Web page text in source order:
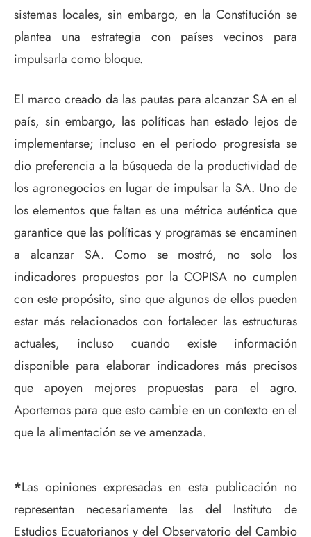
sistemas locales, sin embargo, en la Constitución se
plantea una estrategia con países vecinos para
impulsarla como bloque.
El marco creado da las pautas para alcanzar SA en el
país, sin embargo, las políticas han estado lejos de
implementarse; incluso en el periodo progresista se
dio preferencia a la búsqueda de la productividad de
los agronegocios en lugar de impulsar la SA. Uno de
los elementos que faltan es una métrica auténtica que
garantice que las políticas y programas se encaminen
a alcanzar SA. Como se mostró, no solo los
indicadores propuestos por la COPISA no cumplen
con este propósito, sino que algunos de ellos pueden
estar más relacionados con fortalecer las estructuras
actuales, incluso cuando existe información
disponible para elaborar indicadores más precisos
que apoyen mejores propuestas para el agro.
Aportemos para que esto cambie en un contexto en el
que la alimentación se ve amenzada.
*Las opiniones expresadas en esta publicación no
representan necesariamente las del Instituto de
Estudios Ecuatorianos y del Observatorio del Cambio